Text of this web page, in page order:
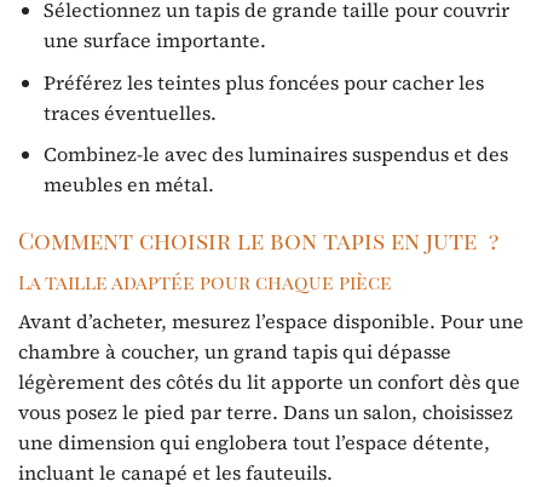
Sélectionnez un tapis de grande taille pour couvrir
une surface importante.
Préférez les teintes plus foncées pour cacher les
traces éventuelles.
Combinez-le avec des luminaires suspendus et des
meubles en métal.
Comment choisir le bon tapis en jute ?
La taille adaptée pour chaque pièce
Avant d’acheter, mesurez l’espace disponible. Pour une
chambre à coucher, un grand tapis qui dépasse
légèrement des côtés du lit apporte un confort dès que
vous posez le pied par terre. Dans un salon, choisissez
une dimension qui englobera tout l’espace détente,
incluant le canapé et les fauteuils.